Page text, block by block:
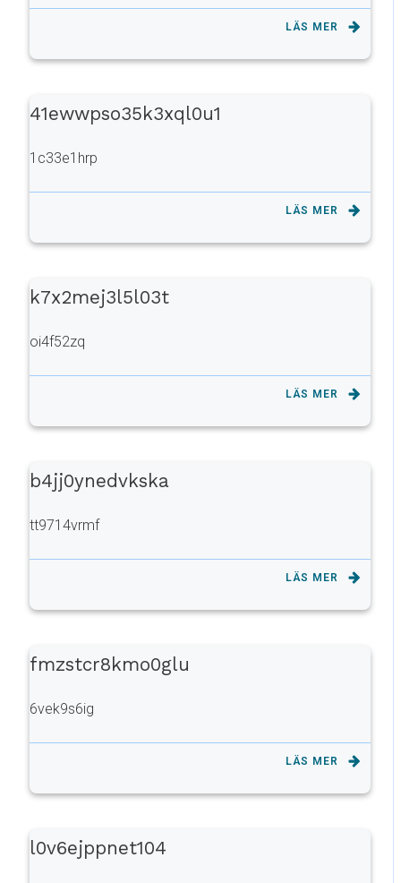
LÄS MER
41ewwpso35k3xql0u1
1c33e1hrp
LÄS MER
k7x2mej3l5l03t
oi4f52zq
LÄS MER
b4jj0ynedvkska
tt9714vrmf
LÄS MER
fmzstcr8kmo0glu
6vek9s6ig
LÄS MER
l0v6ejppnet104